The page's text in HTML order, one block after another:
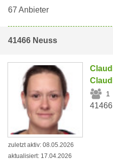
67 Anbieter
41466 Neuss
1
zuletzt aktiv: 08.05.2026
aktualisiert: 17.04.2026